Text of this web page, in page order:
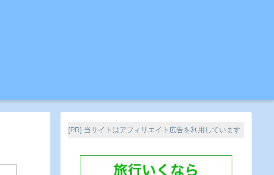
[PR] 当サイトはアフィリエイト広告を利用しています